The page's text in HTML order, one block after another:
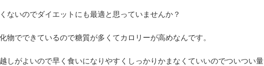
ないのでダイエットにも最適と思っていませんか？
物でできているので糖質が多くてカロリーが高めなんです。
しがよいので早く食いになりやすくしっかりかまなくていいのでついつい量